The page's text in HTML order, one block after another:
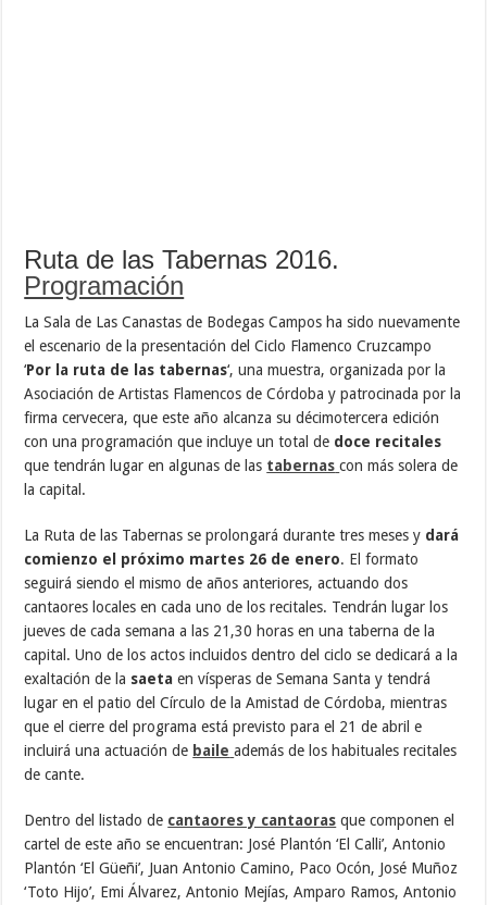
Ruta de las Tabernas 2016.
Programación
La Sala de Las Canastas de Bodegas Campos ha sido nuevamente
el escenario de la presentación del Ciclo Flamenco Cruzcampo
‘Por la ruta de las tabernas‘, una muestra, organizada por la
Asociación de Artistas Flamencos de Córdoba y patrocinada por la
firma cervecera, que este año alcanza su décimotercera edición
con una programación que incluye un total de doce recitales
que tendrán lugar en algunas de las tabernas con más solera de
la capital.
La Ruta de las Tabernas se prolongará durante tres meses y dará
comienzo el próximo martes 26 de enero. El formato
seguirá siendo el mismo de años anteriores, actuando dos
cantaores locales en cada uno de los recitales. Tendrán lugar los
jueves de cada semana a las 21,30 horas en una taberna de la
capital. Uno de los actos incluidos dentro del ciclo se dedicará a la
exaltación de la saeta en vísperas de Semana Santa y tendrá
lugar en el patio del Círculo de la Amistad de Córdoba, mientras
que el cierre del programa está previsto para el 21 de abril e
incluirá una actuación de baile además de los habituales recitales
de cante.
Dentro del listado de cantaores y cantaoras que componen el
cartel de este año se encuentran: José Plantón ‘El Calli’, Antonio
Plantón ‘El Güeñi’, Juan Antonio Camino, Paco Ocón, José Muñoz
‘Toto Hijo’, Emi Álvarez, Antonio Mejías, Amparo Ramos, Antonio